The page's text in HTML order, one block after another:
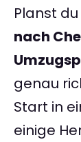
Planst
nach
genau
Start in
einige